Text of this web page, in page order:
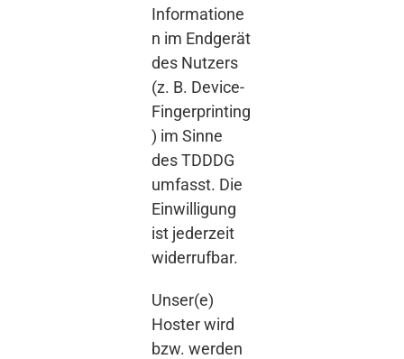
Informatione
n im Endgerät
des Nutzers
(z. B. Device-
Fingerprinting
) im Sinne
des TDDDG
umfasst. Die
Einwilligung
ist jederzeit
widerrufbar.
Unser(e)
Hoster wird
bzw. werden